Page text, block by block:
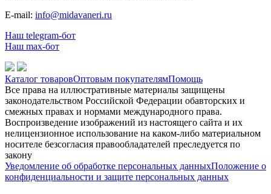
E-mail: info@midavaneri.ru
Наш telegram-бот
Наш max-бот
Каталог товаровОптовым покупателямПомощь
Все права на иллюстративные материалы защищены
законодательством Российской Федерации обавторских и
смежных правах и нормами международного права.
Воспроизведение изображений из настоящего сайта и их
нелицензионное использование на каком-либо материальном
носителе безсогласия правообладателей преследуется по
закону
Уведомление об обработке персональных данныхПоложение о
конфиденциальности и защите персональных данных